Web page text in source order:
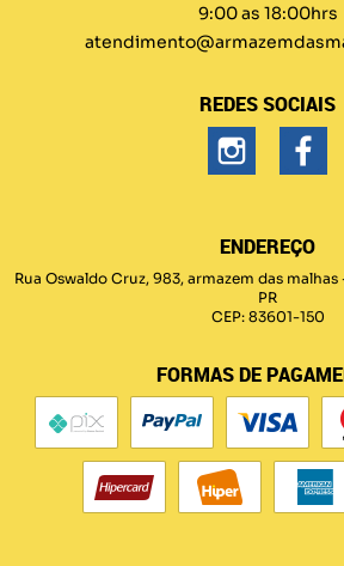
9:00 as 18:00hrs
REDES SOCIAIS
ENDEREÇO
Rua Oswaldo Cruz, 983, armazem das malhas
PR
CEP: 83601-150
FORMAS DE